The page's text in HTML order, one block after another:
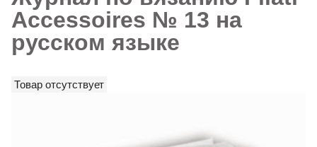
Accessoires № 13 на
русском языке
Товар отсутствует